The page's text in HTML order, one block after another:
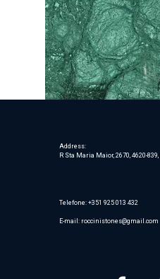
Address:
R Sta Maria Maior, 2670, 4620-839,
Telefone: +351 925 013 432
E-mail: roccinistones@gmail.com